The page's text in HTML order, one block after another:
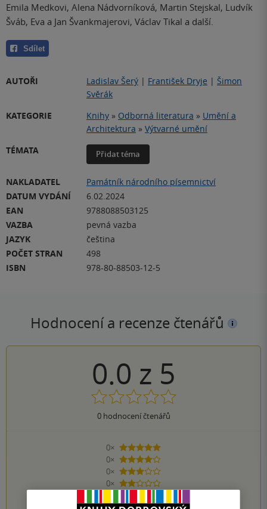
Emila Medkovi, Alena Nádvorníková, Martin Stejskal, Ludvík
Šváb, Eva a Jan Švankmajerovi, Václav Tikal a další.
Sdílet
AUTOŘI Ladislav Šerý | František Dryje | Šimon
Svěrák
KATEGORIE
Knihy » Odborná literatura » Umění a
Architektura » Výtvarné umění
TÉMATA
Přidat téma
NAKLADATEL
Památník národního písemnictví
DATUM VYDÁNÍ
6.02.2024
EAN
9788088503125
VAZBA
pevná vazba
JAZYK
čeština
POČET STRAN
498
ISBN
978-80-88503-12-5
Hodnocení a recenze čtenářů
0.0 z 5
0hodnocení čtenářů
0×
5 hvězdiček
0×
4 hvězdičky
0×
3 hvězdičky
0×
2 hvězdičky